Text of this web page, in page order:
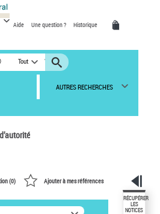
Aide Une question ? Historique
Tout
AUTRES RECHERCHES
(0) Ajouter à mes références
RÉCUPÉRER
LES
NOTICES